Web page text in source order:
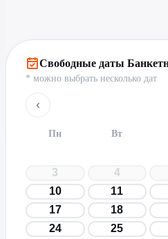
Свободные даты
* можно выбрать несколько дат
‹
Пн Вт
3
4
10
11
17
18
24
25